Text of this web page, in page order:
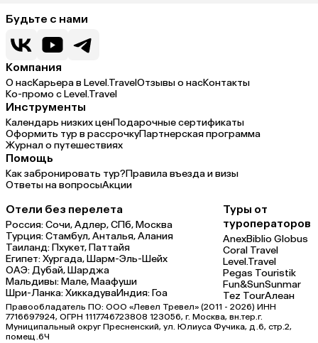
Будьте с нами
Компания
О насКарьера в Level.TravelОтзывы о насКонтакты
Ко-промо с Level.Travel
Инструменты
Календарь низких ценПодарочные сертификаты
Оформить тур в рассрочкуПартнерская программа
Журнал о путешествиях
Помощь
Как забронировать тур?Правила въезда и визы
Ответы на вопросыАкции
Отели без перелета
Россия:Сочи,Адлер,СПб,Москва
Турция:Стамбул,Анталья,Алания
Таиланд:Пхукет,Паттайя
Египет:Хургада,Шарм-Эль-Шейх
ОАЭ:Дубай,Шарджа
Мальдивы:Мале,Маафуши
Шри-Ланка:ХиккадуваИндия:Гоа
Туры от
туроператоров
AnexBiblio Globus
Coral Travel
Level.Travel
Pegas Touristik
Fun&SunSunmar
Tez TourАлеан
Правообладатель ПО: ООО «Левел Тревел» (2011 - 2026) ИНН
7716697924, ОГРН 1117746723808 123056, г. Москва, вн.тер.г.
Муниципальный округ Пресненский, ул. Юлиуса Фучика, д.6, стр.2,
помещ.6Ч